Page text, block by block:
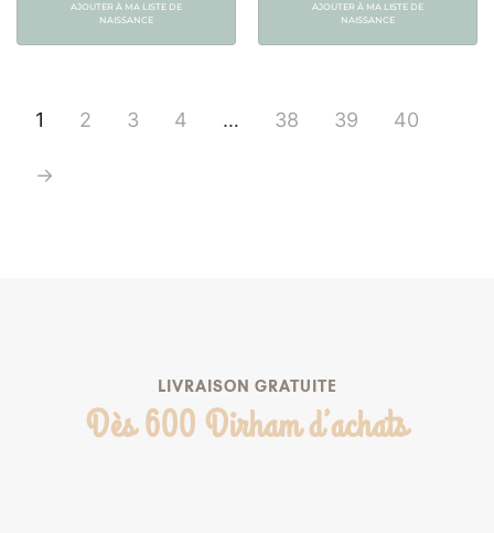
AJOUTER À MA LISTE DE
NAISSANCE
AJOUTER À MA LISTE DE
NAISSANCE
1 2 3 4 … 38 39 40
→
LIVRAISON GRATUITE
Dès 600 Dirham d’achats